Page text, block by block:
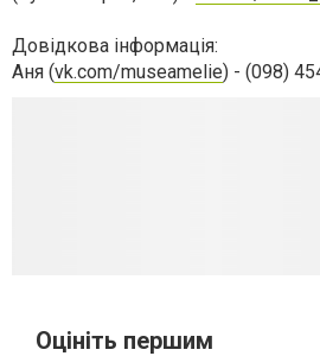
Довідкова інформація:
Аня (vk.com/museamelie) - (098)
Оцініть першим